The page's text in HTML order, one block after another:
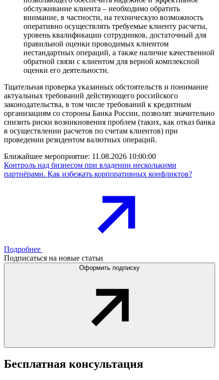
обслуживание клиента – необходимо обратить
внимание, в частности, на техническую возможность
оперативно осуществлять требуемые клиенту расчеты,
уровень квалификации сотрудников, достаточный для
правильной оценки проводимых клиентом
нестандартных операций, а также наличие качественной
обратной связи с клиентом для верной комплексной
оценки его деятельности.
Тщательная проверка указанных обстоятельств и понимание
актуальных требований действующего российского
законодательства, в том числе требований к кредитным
организациям со стороны Банка России, позволят значительно
снизить риски возникновения проблем (таких, как отказ банка
в осуществлении расчетов по счетам клиентов) при
проведении резидентом валютных операций.
Ближайшее мероприятие: 11.08.2026 10:00:00
Контроль над бизнесом при владении несколькими
партнёрами. Как избежать корпоративных конфликтов?
Подробнее
Подписаться на новые статьи
Оформить подписку
Бесплатная консультация